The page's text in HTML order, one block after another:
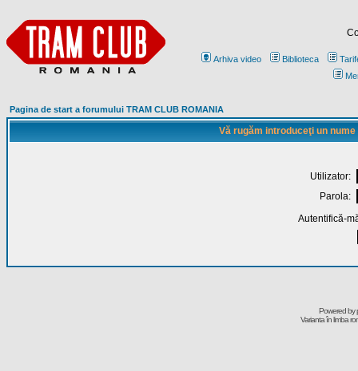
Arhiva video Biblioteca
Pagina de start a forumului TRAM CLUB ROMANIA
Vă rugăm introduceţi un
Utilizator:
Parola:
Autentifică-
Powered by
Varianta în limba